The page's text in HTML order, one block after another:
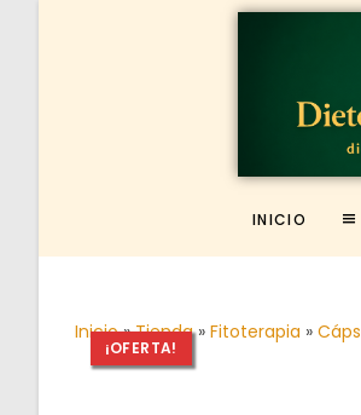
INICIO
Inicio»Tienda» Fitoterapia »
¡OFERTA!